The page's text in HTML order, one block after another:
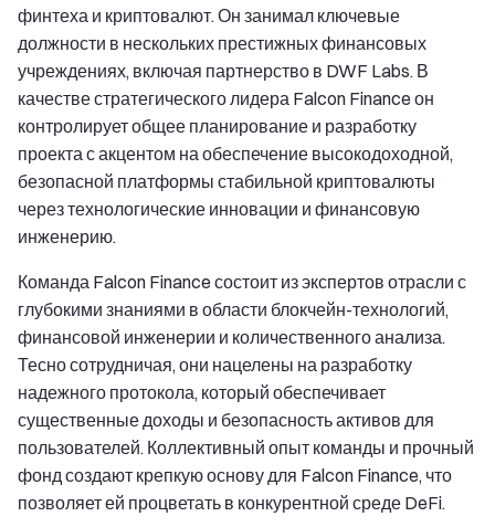
финтеха и криптовалют. Он занимал ключевые
должности в нескольких престижных финансовых
учреждениях, включая партнерство в DWF Labs. В
качестве стратегического лидера Falcon Finance он
контролирует общее планирование и разработку
проекта с акцентом на обеспечение высокодоходной,
безопасной платформы стабильной криптовалюты
через технологические инновации и финансовую
инженерию.
Команда Falcon Finance состоит из экспертов отрасли с
глубокими знаниями в области блокчейн-технологий,
финансовой инженерии и количественного анализа.
Тесно сотрудничая, они нацелены на разработку
надежного протокола, который обеспечивает
существенные доходы и безопасность активов для
пользователей. Коллективный опыт команды и прочный
фонд создают крепкую основу для Falcon Finance, что
позволяет ей процветать в конкурентной среде DeFi.